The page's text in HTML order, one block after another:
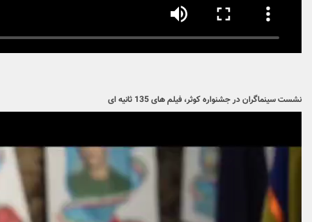
نشست سینماگران در جشنواره کوثر، فیلم های 135 ثانیه ای